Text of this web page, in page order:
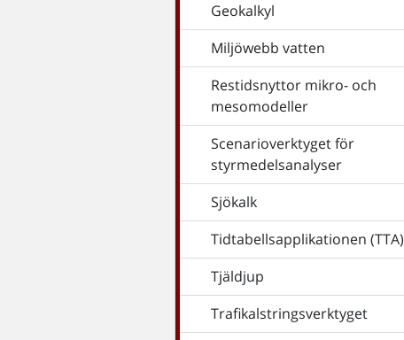
Geokalkyl
Miljöwebb vatten
Restidsnyttor mikro- och
mesomodeller
Scenarioverktyget för
styrmedelsanalyser
Sjökalk
Tidtabellsapplikationen (TTA)
Tjäldjup
Trafikalstringsverktyget